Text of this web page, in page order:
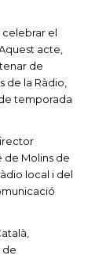
celebrar el
acte,
de
de la Ràdio,
temporada
de Molins de
local i del
de